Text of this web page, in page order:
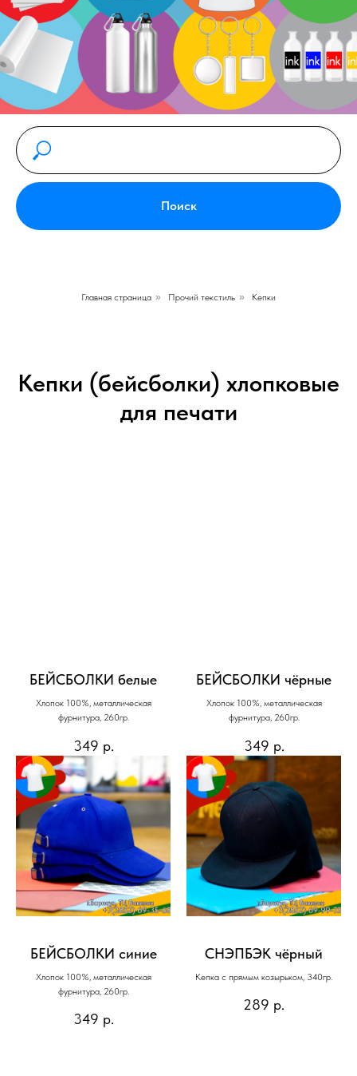
Поиск
Главная страница » Прочий текстиль » Кепки
Кепки (бейсболки) хлопковые
для печати
БЕЙСБОЛКИ белые
Хлопок 100%, металлическая
фурнитура, 260гр.
349 р.
БЕЙСБОЛКИ чёрные
Хлопок 100%, металлическая
фурнитура, 260гр.
349 р.
БЕЙСБОЛКИ синие
Хлопок 100%, металлическая
фурнитура, 260гр.
349 р.
СНЭПБЭК чёрный
Кепка с прямым козырьком, 340гр.
289 р.